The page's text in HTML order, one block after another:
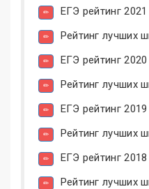
ЕГЭ рейтинг
Рейтинг лучших
ЕГЭ рейтинг
Рейтинг лучших
ЕГЭ рейтинг
Рейтинг лучших
ЕГЭ рейтинг
Рейтинг лучших